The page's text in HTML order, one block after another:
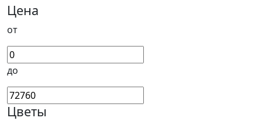
Цена
от
до
Цветы